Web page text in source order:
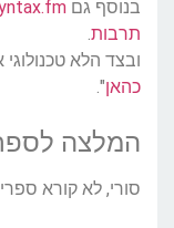
בנוסף גם
תרבות.
ובצד הלא
כהאן".
המלצה
סורי, לא קורא